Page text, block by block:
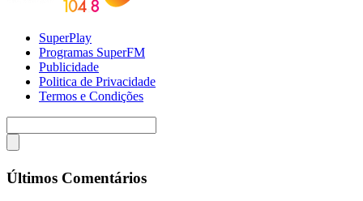
SuperPlay
Programas SuperFM
Publicidade
Politica de Privacidade
Termos e Condições
Últimos Comentários